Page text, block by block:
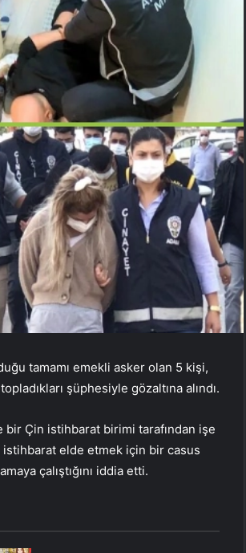
tamamı emekli asker olan 5 kişi,
şüphesiyle gözaltına alındı.
bir Çin istihbarat birimi tarafından işe
istihbarat elde etmek için bir casus
çalıştığını iddia etti.